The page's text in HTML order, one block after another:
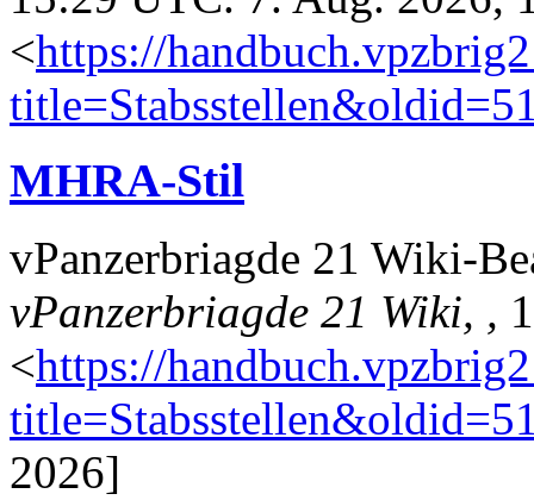
<https://
MHRA-Stil
vPanzerbriagde 21 Wiki-
vPanzerbriagde 21 Wiki, ,
<https://
2026]